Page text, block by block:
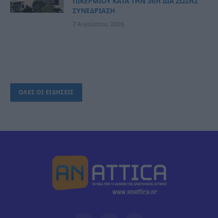
ΣΥΝΕΔΡΙΑΣΗ
7 Αυγούστου, 2026
ΟΛΕΣ ΟΙ ΕΙΔΗΣΕΙΣ